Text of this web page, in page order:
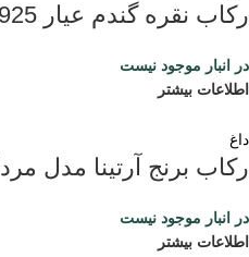
رکاب نقره گندم عیار 925 مردانه
در انبار موجود نیست
اطلاعات بیشتر
داغ
رکاب برنج آرتینا مدل
در انبار موجود نیست
اطلاعات بیشتر